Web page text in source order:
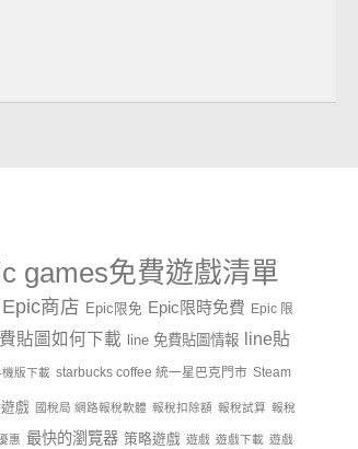
games免費遊戲清單
Epic商店 Epic限免 Epic限時免費 Epic 限
貼圖如何下載 line 免費貼圖情報 line貼
版下載 starbucks coffee 統一星巴克門市 Steam
戲 國稅局 網路報稅軟體 報稅扣除額 報稅試算 報稅
惠 最快的瀏覽器 策略遊戲 遊戲 遊戲下載 遊戲